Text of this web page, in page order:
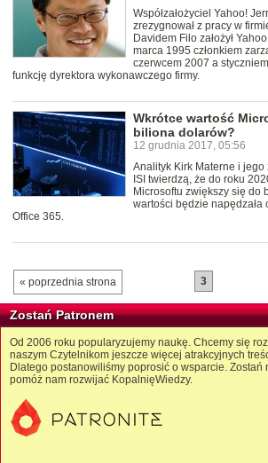
Współzałożyciel Yahoo!
zrezygnował z pracy w
Davidem Filo założył
marca 1995 członkiem
czerwcem 2007 a
funkcję dyrektora wykonawczego firmy.
Wkrótce wartość
biliona dolarów?
12 grudnia 2017, 05:56
Analityk Kirk Materne i jego
ISI twierdzą, że do roku
Microsoftu zwiększy się do
wartości będzie napędzała
Office 365.
« poprzednia strona 3
Zostań Patronem
Od 2006 roku popularyzujemy naukę. Chcemy się
naszym Czytelnikom jeszcze więcej atrakcyjnych
Dlatego postanowiliśmy poprosić o wsparcie. Zostań
pomóż nam rozwijać KopalnięWiedzy.